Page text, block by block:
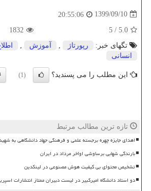
1399/09/10
20:55:06
5.0
/ 5
1832
تگهای خبر:
رپورتاژ آموزش
انسانی
این مطلب را می پسندید؟ (1)
تازه ترین مطالب مرتبط
اهدای جایزه چهره برجسته علمی و فرهنگی جهاد دانشگاهی به شهید
بارندگی شهابی برساوشی اواخر مرداد در ایران
تشخیص محتوای بی کیفیت هوش مصنوعی در لینکدین
دو استاد دانشگاه امیرکبیر در لیست دبیران ممتاز انتشارات